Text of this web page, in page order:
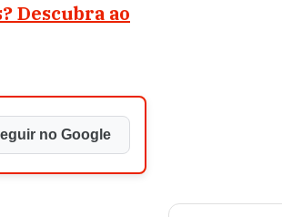
Descubra ao
no Google